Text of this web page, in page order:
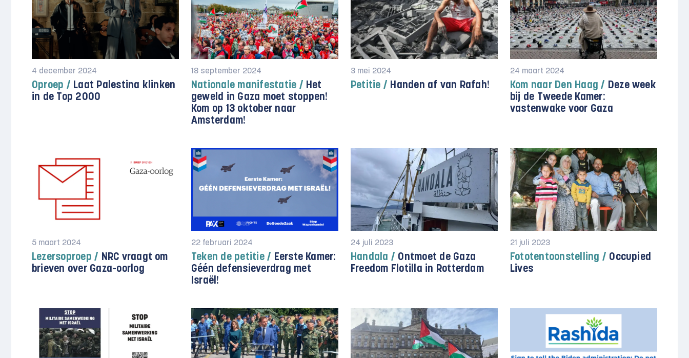
4 december 2024
Oproep / Laat Palestina klinken
in de Top 2000
18 september 2024
Nationale manifestatie / Het
geweld in Gaza moet stoppen!
Kom op 13 oktober naar
Amsterdam!
3 mei 2024
Petitie / Handen af van Rafah!
24 maart 2024
Kom naar Den Haag / Deze week
bij de Tweede Kamer:
vastenwake voor Gaza
5 maart 2024
Lezersoproep / NRC vraagt om
brieven over Gaza-oorlog
22 februari 2024
Teken de petitie / Eerste Kamer:
Géén defensieverdrag met
Israël!
24 juli 2023
Handala / Ontmoet de Gaza
Freedom Flotilla in Rotterdam
21 juli 2023
Fototentoonstelling / Occupied
Lives